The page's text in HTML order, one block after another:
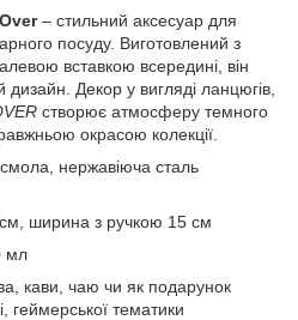
– стильний аксесуар для
посуду. Виготовлений з
вставкою всередині, він
дизайн. Декор у вигляді ланцюгів,
створює атмосферу темного
окрасою колекції.
нержавіюча сталь
ширина з ручкою 15 см
мл
кави, чаю чи як подарунок
геймерської тематики